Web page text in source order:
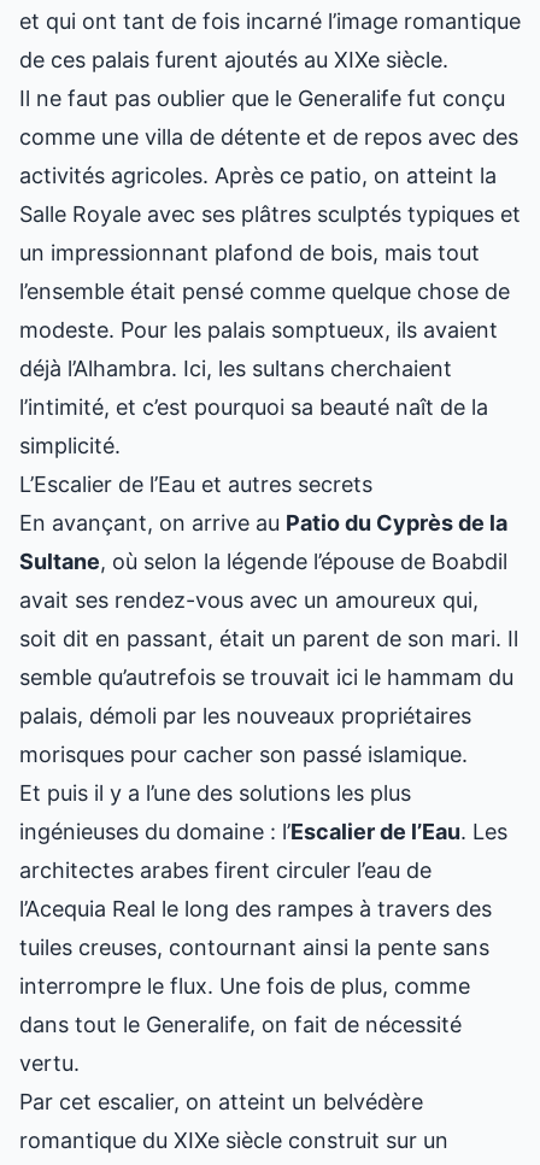
et qui ont tant de fois incarné l’image romantique
de ces palais furent ajoutés au XIXe siècle.
Il ne faut pas oublier que le Generalife fut conçu
comme une villa de détente et de repos avec des
activités agricoles. Après ce patio, on atteint la
Salle Royale avec ses plâtres sculptés typiques et
un impressionnant plafond de bois, mais tout
l’ensemble était pensé comme quelque chose de
modeste. Pour les palais somptueux, ils avaient
déjà l’Alhambra. Ici, les sultans cherchaient
l’intimité, et c’est pourquoi sa beauté naît de la
simplicité.
L’Escalier de l’Eau et autres secrets
En avançant, on arrive au Patio du Cyprès de la
Sultane, où selon la légende l’épouse de Boabdil
avait ses rendez-vous avec un amoureux qui,
soit dit en passant, était un parent de son mari. Il
semble qu’autrefois se trouvait ici le hammam du
palais, démoli par les nouveaux propriétaires
morisques pour cacher son passé islamique.
Et puis il y a l’une des solutions les plus
ingénieuses du domaine : l’Escalier de l’Eau. Les
architectes arabes firent circuler l’eau de
l’Acequia Real le long des rampes à travers des
tuiles creuses, contournant ainsi la pente sans
interrompre le flux. Une fois de plus, comme
dans tout le Generalife, on fait de nécessité
vertu.
Par cet escalier, on atteint un belvédère
romantique du XIXe siècle construit sur un